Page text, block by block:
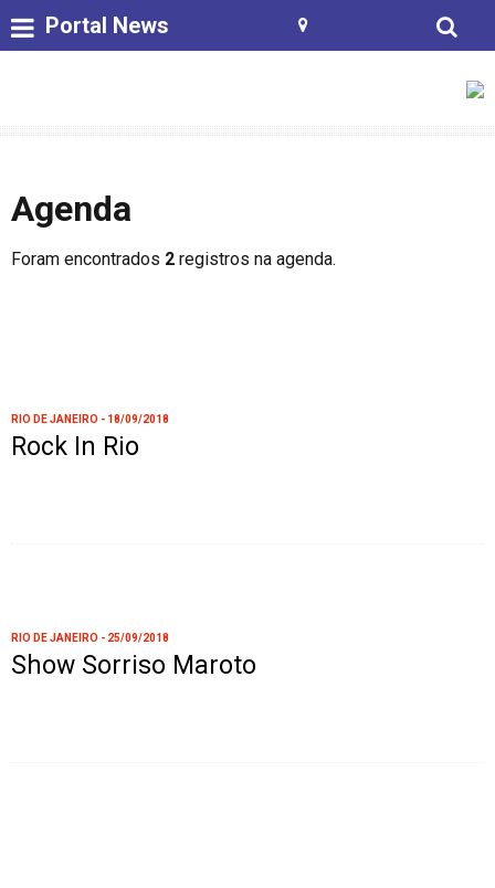
Portal News
Agenda
Foram encontrados 2 registros na agenda.
RIO DE JANEIRO - 18/09/2018
Rock In Rio
RIO DE JANEIRO - 25/09/2018
Show Sorriso Maroto